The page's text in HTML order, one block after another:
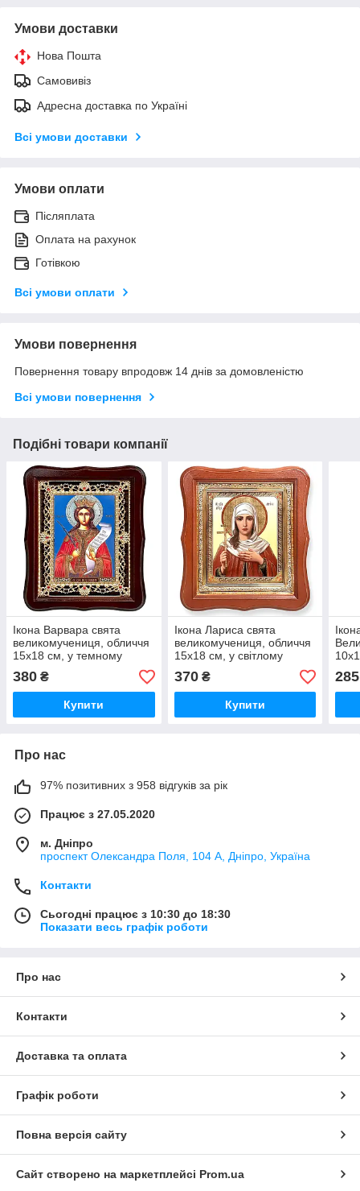
Умови доставки
Нова Пошта
Самовивіз
Адресна доставка по Україні
Всі умови доставки
Умови оплати
Післяплата
Оплата на рахунок
Готівкою
Всі умови оплати
Умови повернення
Повернення товару впродовж 14 днів за домовленістю
Всі умови повернення
Подібні товари компанії
Ікона Варвара свята
великомучениця, обличчя
15х18 см, у темному
дерев'яному кіоті з
камінням
380 ₴
Купити
Ікона Лариса свята
великомучениця, обличчя
15х18 см, у світлому
фігурному дерев'яному
кіоті
370₴
Купити
285
Про нас
97% позитивних з 958 відгуків за рік
Працює з 27.05.2020
м. Дніпро
проспект Олександра Поля, 104 А, Дніпро, Україна
Контакти
Сьогодні працює з 10:30 до 18:30
Показати весь графік роботи
Про нас
Контакти
Доставка та оплата
Графік роботи
Повна версія сайту
Сайт створено на маркетплейсі Prom.ua